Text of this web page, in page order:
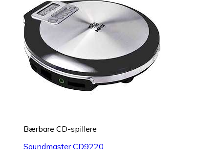
Bærbare CD-spillere
Soundmaster CD9220